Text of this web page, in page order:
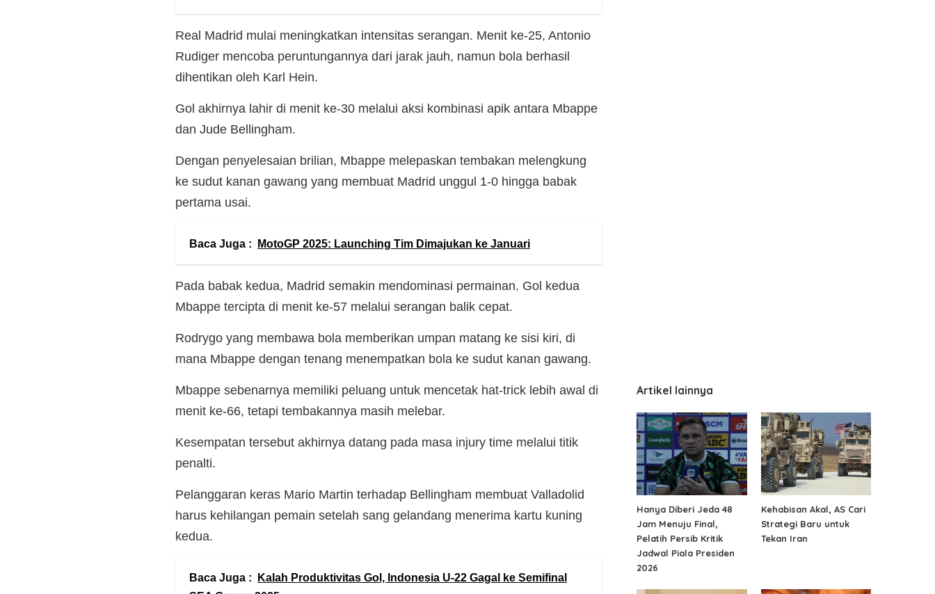
Real Madrid mulai meningkatkan intensitas serangan. Menit ke-25, Antonio
Rudiger mencoba peruntungannya dari jarak jauh, namun bola berhasil
dihentikan oleh Karl Hein.
Gol akhirnya lahir di menit ke-30 melalui aksi kombinasi apik antara Mbappe
dan Jude Bellingham.
Dengan penyelesaian brilian, Mbappe melepaskan tembakan melengkung
ke sudut kanan gawang yang membuat Madrid unggul 1-0 hingga babak
pertama usai.
Baca Juga : MotoGP 2025: Launching Tim Dimajukan ke Januari
Pada babak kedua, Madrid semakin mendominasi permainan. Gol kedua
Mbappe tercipta di menit ke-57 melalui serangan balik cepat.
Rodrygo yang membawa bola memberikan umpan matang ke sisi kiri, di
mana Mbappe dengan tenang menempatkan bola ke sudut kanan gawang.
Mbappe sebenarnya memiliki peluang untuk mencetak hat-trick lebih awal di
menit ke-66, tetapi tembakannya masih melebar.
Kesempatan tersebut akhirnya datang pada masa injury time melalui titik
penalti.
Pelanggaran keras Mario Martin terhadap Bellingham membuat Valladolid
harus kehilangan pemain setelah sang gelandang menerima kartu kuning
kedua.
Baca Juga :
Kalah Produktivitas Gol, Indonesia U-22 Gagal ke Semifinal
Artikel lainnya
Hanya Diberi Jeda 48
Jam Menuju Final,
Pelatih Persib Kritik
Jadwal Piala Presiden
2026
Kehabisan Akal, AS Cari
Strategi Baru untuk
Tekan Iran